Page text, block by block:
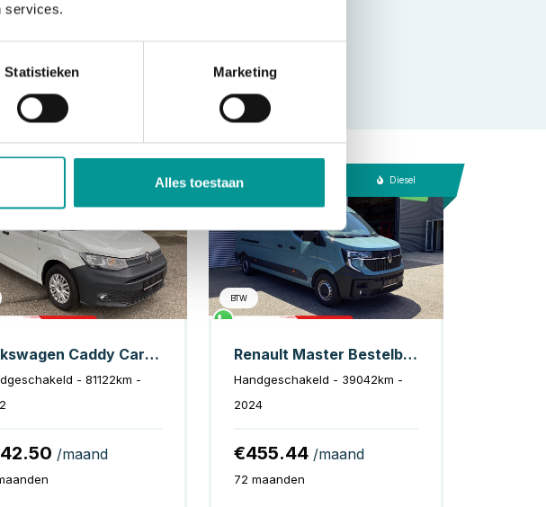
services.
Statistieken Marketing
Alles toestaan
Diesel
Volkswagen Caddy Cargo Bestelbus 2.0 TDI 100 pk Omvormer/ Sortimo/ Cruise/ Airco/ DAB
- 81122km -
/maand
Diesel
BTW
Renault Master Bestelbus 2.0 dCi 150 pk L3H2 270Gr.Deuren/ LED/ Carplay/ Camera/ 2.5t Trekverm./ Cruise/ PDC/ Airco
Handgeschakeld - 39042km -
2024
€455.44 /maand
72 maanden